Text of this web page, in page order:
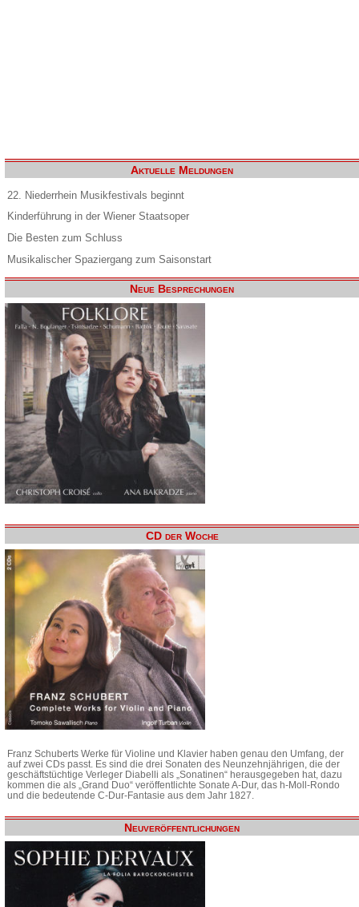
Aktuelle Meldungen
22. Niederrhein Musikfestivals beginnt
Kinderführung in der Wiener Staatsoper
Die Besten zum Schluss
Musikalischer Spaziergang zum Saisonstart
Neue Besprechungen
CD der Woche
Franz Schuberts Werke für Violine und Klavier haben genau den Umfang, der
auf zwei CDs passt. Es sind die drei Sonaten des Neunzehnjährigen, die der
geschäftstüchtige Verleger Diabelli als „Sonatinen“ herausgegeben hat, dazu
kommen die als „Grand Duo“ veröffentlichte Sonate A-Dur, das h-Moll-Rondo
und die bedeutende C-Dur-Fantasie aus dem Jahr 1827.
Neuveröffentlichungen